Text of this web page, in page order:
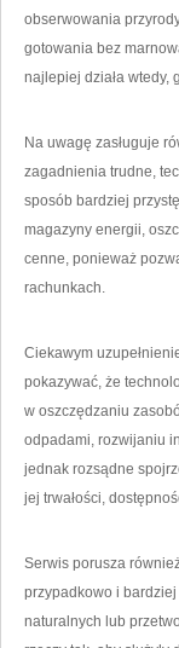
obserwowania
gotowania bez
najlepiej działa wtedy,
Na uwagę zasługuje
zagadnienia trudne,
sposób bardziej
magazyny energii,
cenne, ponieważ
rachunkach.
Ciekawym
pokazywać, że
w oszczędzaniu
odpadami, rozwijaniu
jednak rozsądne
jej trwałości,
Serwis porusza
przypadkowo i
naturalnych lub